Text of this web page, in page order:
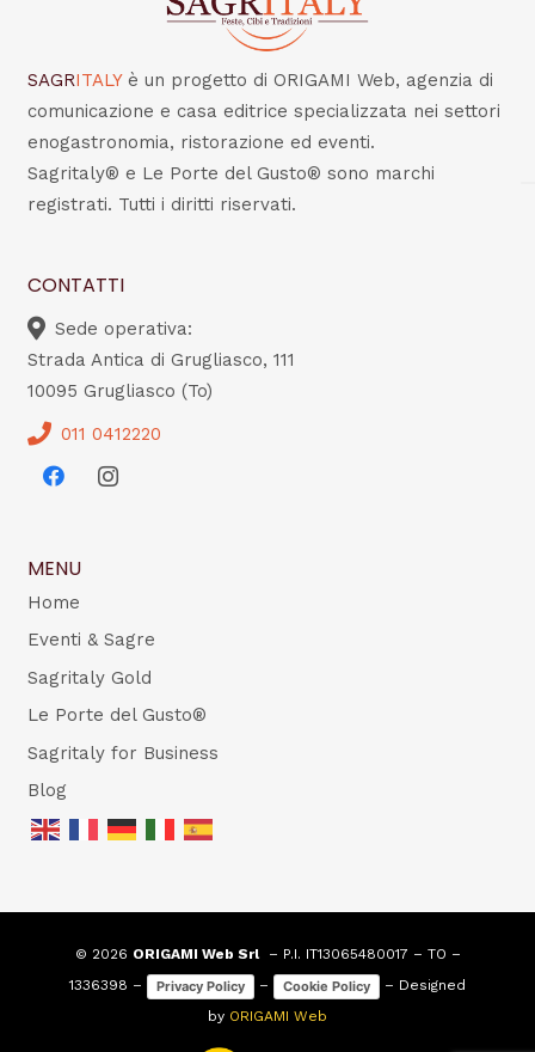
SAGRITALY è un progetto di ORIGAMI Web, agenzia di
comunicazione e casa editrice specializzata nei settori
enogastronomia, ristorazione ed eventi.
Sagritaly® e Le Porte del Gusto® sono marchi
registrati. Tutti i diritti riservati.
CONTATTI
Sede operativa:
Strada Antica di Grugliasco, 111
10095 Grugliasco (To)
011 0412220
MENU
Home
Eventi & Sagre
Sagritaly Gold
Le Porte del Gusto®
Sagritaly for Business
Blog
© 2026 ORIGAMI Web Srl– P.I. IT13065480017 – TO –
1336398 –
Privacy Policy – Cookie Policy
– Designed
by ORIGAMI Web